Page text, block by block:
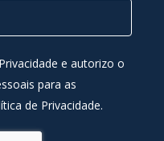
e autorizo o
para as
de Privacidade.